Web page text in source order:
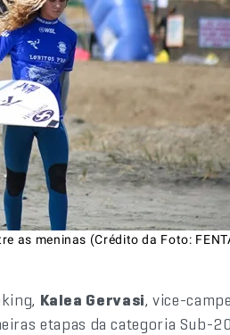
as meninas (Crédito da Foto:
Kalea Gervasi, vice-
etapas da categoria Sub-